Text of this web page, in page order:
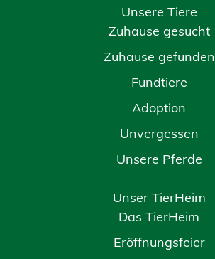
Unsere Tiere
Zuhause gesucht
Zuhause gefunden
Fundtiere
Adoption
Unvergessen
Unsere Pferde
Unser TierHeim
Das TierHeim
Eröffnungsfeier